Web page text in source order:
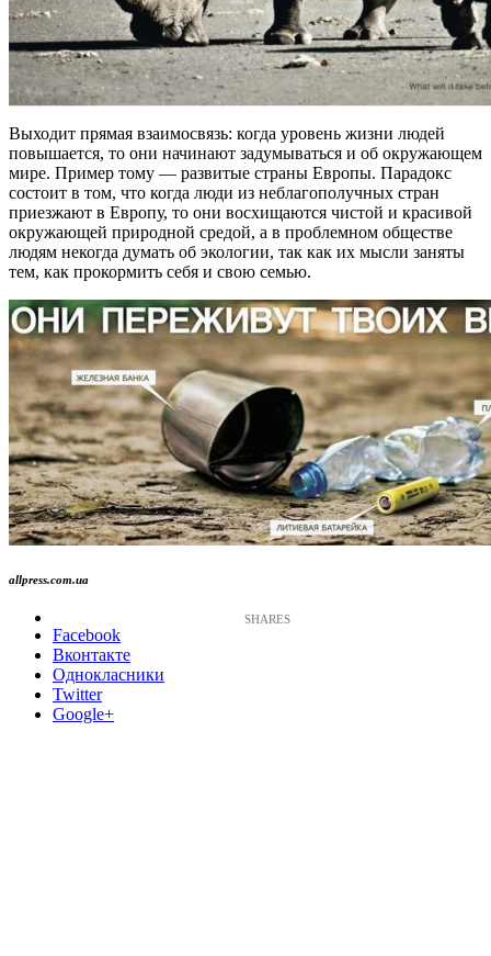
Выходит прямая взаимосвязь: когда уровень жизни людей
повышается, то они начинают задумываться и об окружающем
мире. Пример тому — развитые страны Европы. Парадокс
состоит в том, что когда люди из неблагополучных стран
приезжают в Европу, то они восхищаются чистой и красивой
окружающей природной средой, а в проблемном обществе
людям некогда думать об экологии, так как их мысли заняты
тем, как прокормить себя и свою семью.
allpress.com.ua
Facebook
Вконтакте
Однокласники
Twitter
Google+